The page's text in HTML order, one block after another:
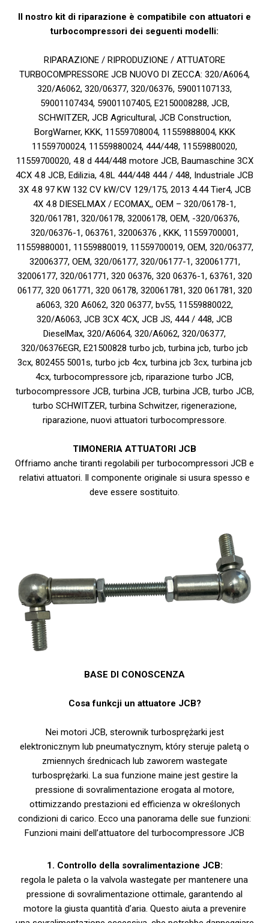
Il nostro kit di riparazione è compatibile con attuatori e
turbocompressori dei seguenti modelli:
RIPARAZIONE / RIPRODUZIONE / ATTUATORE
TURBOCOMPRESSORE JCB NUOVO DI ZECCA: 320/A6064,
320/A6062, 320/06377, 320/06376, 59001107133,
59001107434, 59001107405, E2150008288, JCB,
SCHWITZER, JCB Agricultural, JCB Construction,
BorgWarner, KKK, 11559708004, 11559888004, KKK
11559700024, 11559880024, 444/448, 11559880020,
11559700020, 4.8 d 444/448 motore JCB, Baumaschine 3CX
4CX 4.8 JCB, Edilizia, 4.8L 444/448 444 / 448, Industriale JCB
3X 4.8 97 KW 132 CV kW/CV 129/175, 2013 4.44 Tier4, JCB
4X 4.8 DIESELMAX / ECOMAX,, OEM – 320/06178-1,
320/061781, 320/06178, 32006178, OEM, -320/06376,
320/06376-1, 063761, 32006376 , KKK, 11559700001,
11559880001, 11559880019, 11559700019, OEM, 320/06377,
32006377, OEM, 320/06177, 320/06177-1, 320061771,
32006177, 320/061771, 320 06376, 320 06376-1, 63761, 320
06177, 320 061771, 320 06178, 320061781, 320 061781, 320
a6063, 320 A6062, 320 06377, bv55, 11559880022,
320/A6063, JCB 3CX 4CX, JCB JS, 444 / 448, JCB
DieselMax, 320/A6064, 320/A6062, 320/06377,
320/06376EGR, E21500828 turbo jcb, turbina jcb, turbo jcb
3cx, 802455 5001s, turbo jcb 4cx, turbina jcb 3cx, turbina jcb
4cx, turbocompressore jcb, riparazione turbo JCB,
turbocompressore JCB, turbina JCB, turbina JCB, turbo JCB,
turbo SCHWITZER, turbina Schwitzer, rigenerazione,
riparazione, nuovi attuatori turbocompressore.
TIMONERIA ATTUATORI JCB
Offriamo anche tiranti regolabili per turbocompressori JCB e
relativi attuatori. Il componente originale si usura spesso e
deve essere sostituito.
BASE DI CONOSCENZA
Cosa funkcji un attuatore JCB?
Nei motori JCB, sterownik turbosprężarki jest
elektronicznym lub pneumatycznym, który steruje paletą o
zmiennych średnicach lub zaworem wastegate
turbosprężarki. La sua funzione maine jest gestire la
pressione di sovralimentazione erogata al motore,
ottimizzando prestazioni ed efficienza w określonych
condizioni di carico. Ecco una panorama delle sue funzioni:
Funzioni maini dell’attuatore del turbocompressore JCB
1. Controllo della sovralimentazione JCB:
regola le paleta o la valvola wastegate per mantenere una
pressione di sovralimentazione ottimale, garantendo al
motore la giusta quantità d’aria. Questo aiuta a prevenire